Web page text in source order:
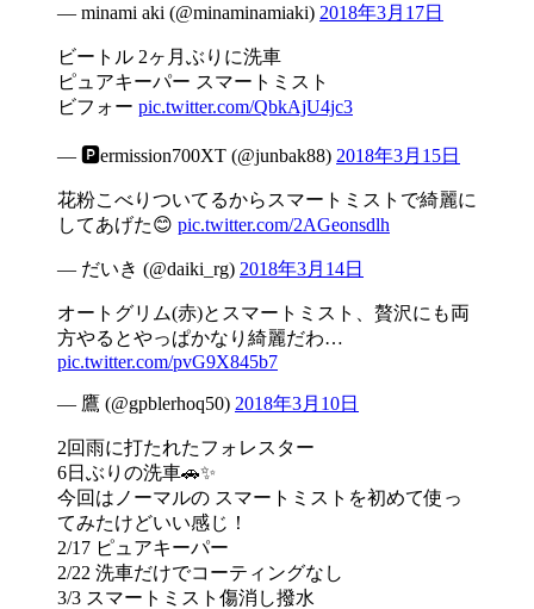
— minami aki (@minaminamiaki) 2018年3月17日
ビートル 2ヶ月ぶりに洗車
ピュアキーパー スマートミスト
ビフォー pic.twitter.com/QbkAjU4jc3
— 🅿️ermission700XT (@junbak88) 2018年3月15日
花粉こべりついてるからスマートミストで綺麗に
してあげた😊 pic.twitter.com/2AGeonsdlh
— だいき (@daiki_rg) 2018年3月14日
オートグリム(赤)とスマートミスト、贅沢にも両
方やるとやっぱかなり綺麗だわ…
pic.twitter.com/pvG9X845b7
— 鷹 (@gpblerhoq50) 2018年3月10日
2回雨に打たれたフォレスター
6日ぶりの洗車🚗✨
今回はノーマルの スマートミストを初めて使っ
てみたけどいい感じ！
2/17 ピュアキーパー
2/22 洗車だけでコーティングなし
3/3 スマートミスト傷消し撥水